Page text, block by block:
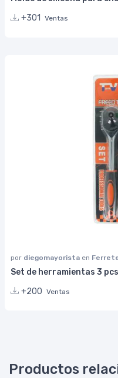
+301 Ventas
por diegomayorista en
Set de herramientas 3
+200 Ventas
Productos